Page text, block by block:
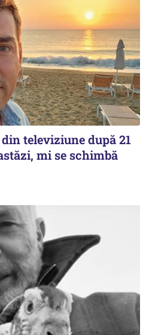
televiziune după 21
mi se schimbă